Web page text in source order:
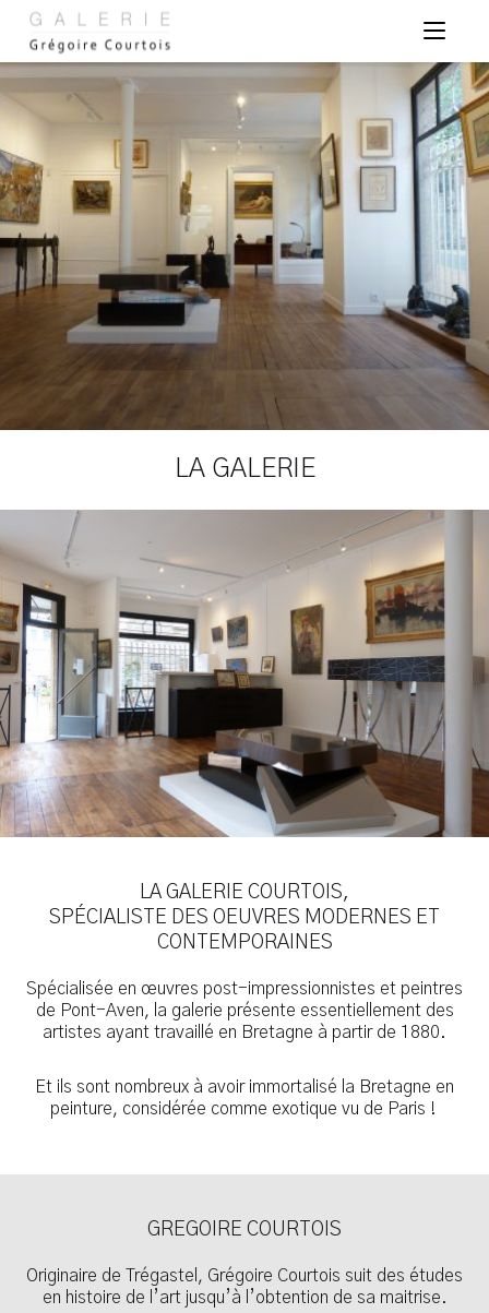
LA GALERIE
LA GALERIE COURTOIS,
SPÉCIALISTE DES OEUVRES MODERNES ET
CONTEMPORAINES
Spécialisée en œuvres post-impressionnistes et peintres
de Pont-Aven, la galerie présente essentiellement des
artistes ayant travaillé en Bretagne à partir de 1880.
Et ils sont nombreux à avoir immortalisé la Bretagne en
peinture, considérée comme exotique vu de Paris !
GREGOIRE COURTOIS
Originaire de Trégastel, Grégoire Courtois suit des études
en histoire de l’art jusqu’à l’obtention de sa maitrise.
Panneau de gestion des cookies